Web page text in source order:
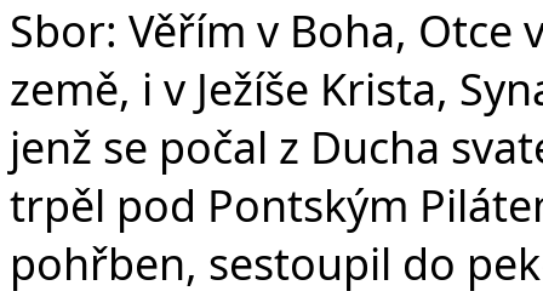
Sbor: Věřím v Boha,
země, i v Ježíše Krista,
jenž se počal z Ducha
trpěl pod Pontským
pohřben, sestoupil do